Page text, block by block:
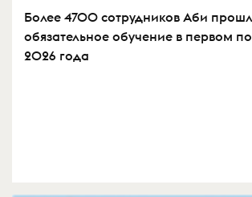
Более 4700 сотрудников Аби
обязательное обучение в первом
2026 года